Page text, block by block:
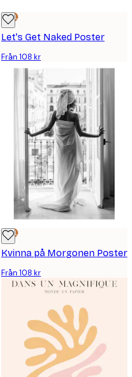
DEAL
Let's Get Naked Poster
Från 108 kr
DEAL
Kvinna på Morgonen Poster
Från 108 kr